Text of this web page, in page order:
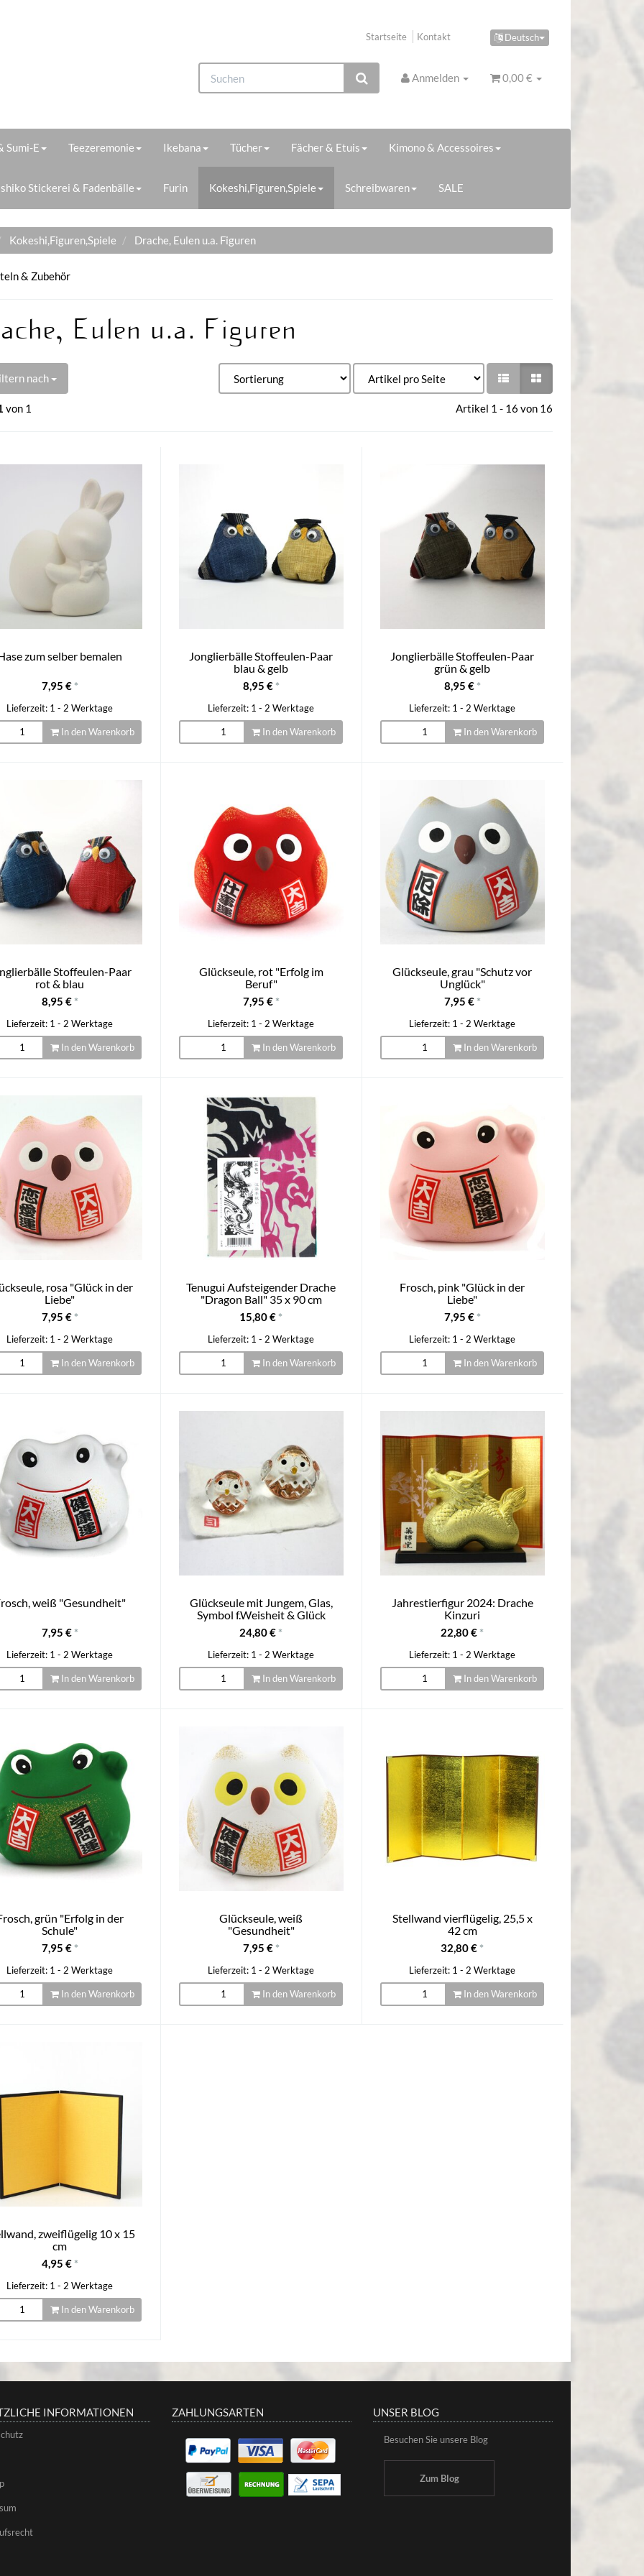
Deutsch
Startseite Kontakt
Anmelden 0,00 €
Sumi-E Teezeremonie Ikebana Tücher Fächer & Etuis Kimono & Accessoires
Stickerei & Fadenbälle Furin Kokeshi,Figuren,Spiele Schreibwaren SALE
Kokeshi,Figuren,Spiele Drache, Eulen u.a. Figuren
Eulen u.a. Figuren
nach
von 1 Artikel 1 - 16 von 16
zum selber bemalen
7,95 € *
Lieferzeit: 1 - 2 Werktage
In den Warenkorb
Jonglierbälle Stoffeulen-Paar
blau & gelb
8,95 € *
Lieferzeit: 1 - 2 Werktage
In den Warenkorb
Jonglierbälle Stoffeulen-Paar
grün & gelb
8,95 € *
Lieferzeit: 1 - 2 Werktage
In den Warenkorb
Stoffeulen-Paar
rot & blau
8,95 € *
Lieferzeit: 1 - 2 Werktage
In den Warenkorb
Glückseule, rot "Erfolg im
Beruf"
7,95 € *
Lieferzeit: 1 - 2 Werktage
In den Warenkorb
Glückseule, grau "Schutz vor
Unglück"
7,95 € *
Lieferzeit: 1 - 2 Werktage
In den Warenkorb
rosa "Glück in der
Liebe"
7,95 € *
Lieferzeit: 1 - 2 Werktage
In den Warenkorb
Tenugui Aufsteigender Drache
"Dragon Ball" 35 x 90 cm
15,80 € *
Lieferzeit: 1 - 2 Werktage
In den Warenkorb
Frosch, pink "Glück in der
Liebe"
7,95 € *
Lieferzeit: 1 - 2 Werktage
In den Warenkorb
weiß "Gesundheit"
7,95 € *
Lieferzeit: 1 - 2 Werktage
In den Warenkorb
Glückseule mit Jungem, Glas,
Symbol f.Weisheit & Glück
24,80 € *
Lieferzeit: 1 - 2 Werktage
In den Warenkorb
Jahrestierfigur 2024: Drache
Kinzuri
22,80 € *
Lieferzeit: 1 - 2 Werktage
In den Warenkorb
grün "Erfolg in der
Schule"
7,95 € *
Lieferzeit: 1 - 2 Werktage
In den Warenkorb
Glückseule, weiß
"Gesundheit"
7,95 € *
Lieferzeit: 1 - 2 Werktage
In den Warenkorb
Stellwand vierflügelig, 25,5 x
42 cm
32,80 € *
Lieferzeit: 1 - 2 Werktage
In den Warenkorb
zweiflügelig 10 x 15
cm
4,95 € *
Lieferzeit: 1 - 2 Werktage
In den Warenkorb
INFORMATIONEN ZAHLUNGSARTEN UNSER BLOG
Besuchen Sie unsere Blog
Zum Blog